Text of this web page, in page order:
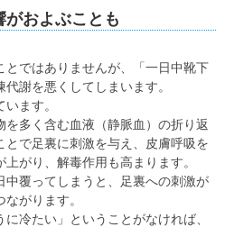
およぶことも
とではありませんが、「一日中靴下
謝を悪くしてしまいます。
ます。
多く含む血液（静脈血）の折り返
とで足裏に刺激を与え、皮膚呼吸を
がり、解毒作用も高まります。
中覆ってしまうと、足裏への刺激が
がります。
に冷たい」ということがなければ、